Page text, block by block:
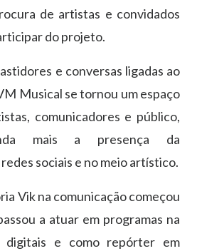
de artistas e convidados
do projeto.
e conversas ligadas ao
Musical se tornou um espaço
comunicadores e público,
mais a presença da
sociais e no meio artístico.
Vik na comunicação começou
a atuar em programas na
digitais e como repórter em